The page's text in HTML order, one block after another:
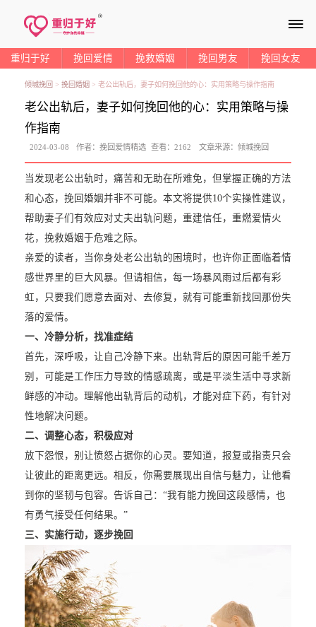
≡
重归于好 挽回爱情 挽救婚姻 挽回男友 挽回女友
倾城挽回 > 挽回婚姻 > 老公出轨后，妻子如何挽回他的心：实用策略与操作指南
老公出轨后，妻子如何挽回他的心：实用策略与操
作指南
2024-03-08 作者：挽回爱情精选 查看：2162 文章来源： 倾城挽回
当发现老公出轨时，痛苦和无助在所难免，但掌握正确的方法
和心态，挽回婚姻并非不可能。本文将提供10个实操性建议，
帮助妻子们有效应对丈夫出轨问题，重建信任，重燃爱情火
花，挽救婚姻于危难之际。
亲爱的读者，当你身处老公出轨的困境时，也许你正面临着情
感世界里的巨大风暴。但请相信，每一场暴风雨过后都有彩
虹，只要我们愿意去面对、去修复，就有可能重新找回那份失
落的爱情。
一、冷静分析，找准症结
首先，深呼吸，让自己冷静下来。出轨背后的原因可能千差万
别，可能是工作压力导致的情感疏离，或是平淡生活中寻求新
鲜感的冲动。理解他出轨背后的动机，才能对症下药，有针对
性地解决问题。
二、调整心态，积极应对
放下怨恨，别让愤怒占据你的心灵。要知道，报复或指责只会
让彼此的距离更远。相反，你需要展现出自信与魅力，让他看
到你的坚韧与包容。告诉自己：“我有能力挽回这段感情，也
有勇气接受任何结果。”
三、实施行动，逐步挽回